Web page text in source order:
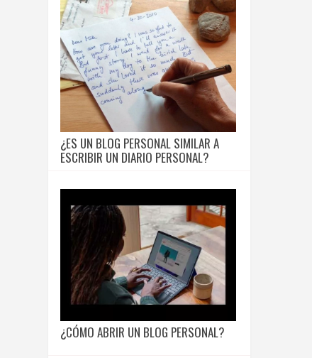
¿ES UN BLOG PERSONAL SIMILAR A
ESCRIBIR UN DIARIO PERSONAL?
¿CÓMO ABRIR UN BLOG PERSONAL?